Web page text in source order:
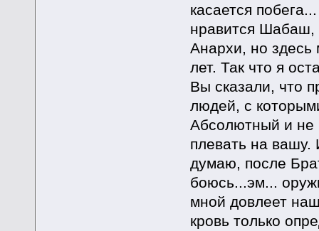
касается
нравится Шабаш,
Анархи, но здесь
лет. Так что я
Вы сказали, что
людей, с
Абсолютный и не
плевать на
думаю, после
боюсь...эм...
мной довлеет
кровь только